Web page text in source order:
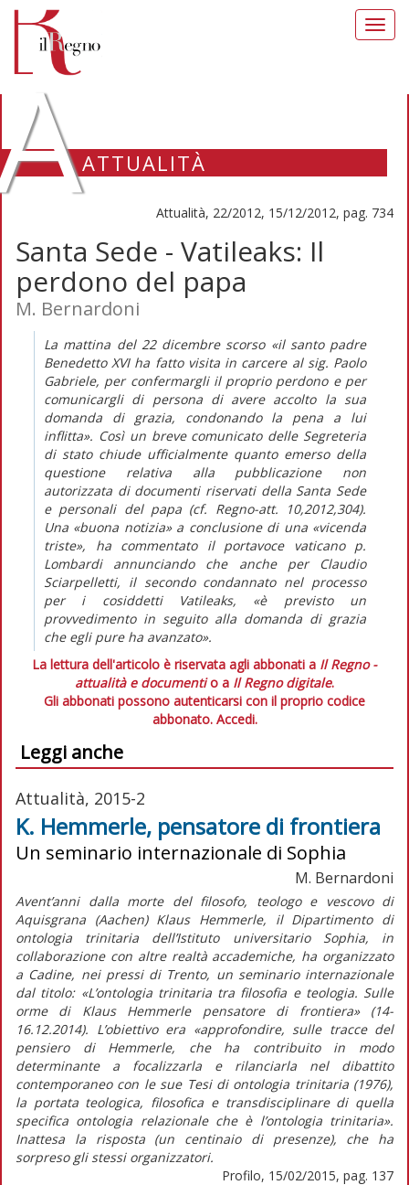
ATTUALITÀ
Attualità, 22/2012, 15/12/2012, pag. 734
Santa Sede - Vatileaks: Il
perdono del papa
M. Bernardoni
La mattina del 22 dicembre scorso «il santo padre
Benedetto XVI ha fatto visita in carcere al sig. Paolo
Gabriele, per confermargli il proprio perdono e per
comunicargli di persona di avere accolto la sua
domanda di grazia, condonando la pena a lui
inflitta». Così un breve comunicato delle Segreteria
di stato chiude ufficialmente quanto emerso della
questione relativa alla pubblicazione non
autorizzata di documenti riservati della Santa Sede
e personali del papa (cf. Regno-att. 10,2012,304).
Una «buona notizia» a conclusione di una «vicenda
triste», ha commentato il portavoce vaticano p.
Lombardi annunciando che anche per Claudio
Sciarpelletti, il secondo condannato nel processo
per i cosiddetti Vatileaks, «è previsto un
provvedimento in seguito alla domanda di grazia
che egli pure ha avanzato».
La lettura dell'articolo è riservata agli abbonati a Il Regno -
attualità e documentio a Il Regno digitale.
Gli abbonati possono autenticarsi con il proprio codice
abbonato. Accedi.
Leggi anche
Attualità, 2015-2
K. Hemmerle, pensatore di frontiera
Un seminario internazionale di Sophia
M. Bernardoni
Avent’anni dalla morte del filosofo, teologo e vescovo di
Aquisgrana (Aachen) Klaus Hemmerle, il Dipartimento di
ontologia trinitaria dell’Istituto universitario Sophia, in
collaborazione con altre realtà accademiche, ha organizzato
a Cadine, nei pressi di Trento, un seminario internazionale
dal titolo: «L’ontologia trinitaria tra filosofia e teologia. Sulle
orme di Klaus Hemmerle pensatore di frontiera» (14-
16.12.2014). L’obiettivo era «approfondire, sulle tracce del
pensiero di Hemmerle, che ha contribuito in modo
determinante a focalizzarla e rilanciarla nel dibattito
contemporaneo con le sue Tesi di ontologia trinitaria (1976),
la portata teologica, filosofica e transdisciplinare di quella
specifica ontologia relazionale che è l’ontologia trinitaria».
Inattesa la risposta (un centinaio di presenze), che ha
sorpreso gli stessi organizzatori.
Profilo, 15/02/2015, pag. 137